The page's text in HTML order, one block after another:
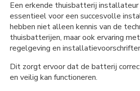
Een erkende thuisbatterij
essentieel voor een succesvolle
hebben niet alleen kennis van de
thuisbatterijen, maar ook ervaring
regelgeving en
Dit zorgt ervoor dat de batterij
en veilig kan functioneren.